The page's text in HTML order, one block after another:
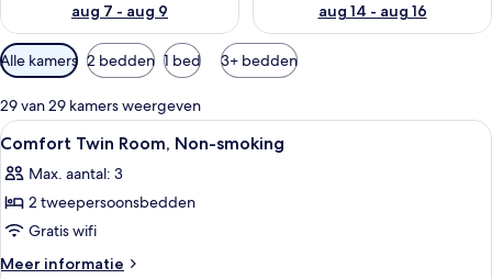
aug 7 - aug 9
aug 14 - aug 16
Beschikbare
filters
voor
kamers
Alle kamers 2 bedden 1 bed 3+ bedden
29 van 29 kamers weergeven
Alle
foto's
voor
Comfort
Twin
Room,
Een hotelkamer met twee bedden,
3
Comfort Twin Room, Non-smoking
Max. aantal: 3
2 tweepersoonsbedden
Gratis wifi
Meer informatie
Meer